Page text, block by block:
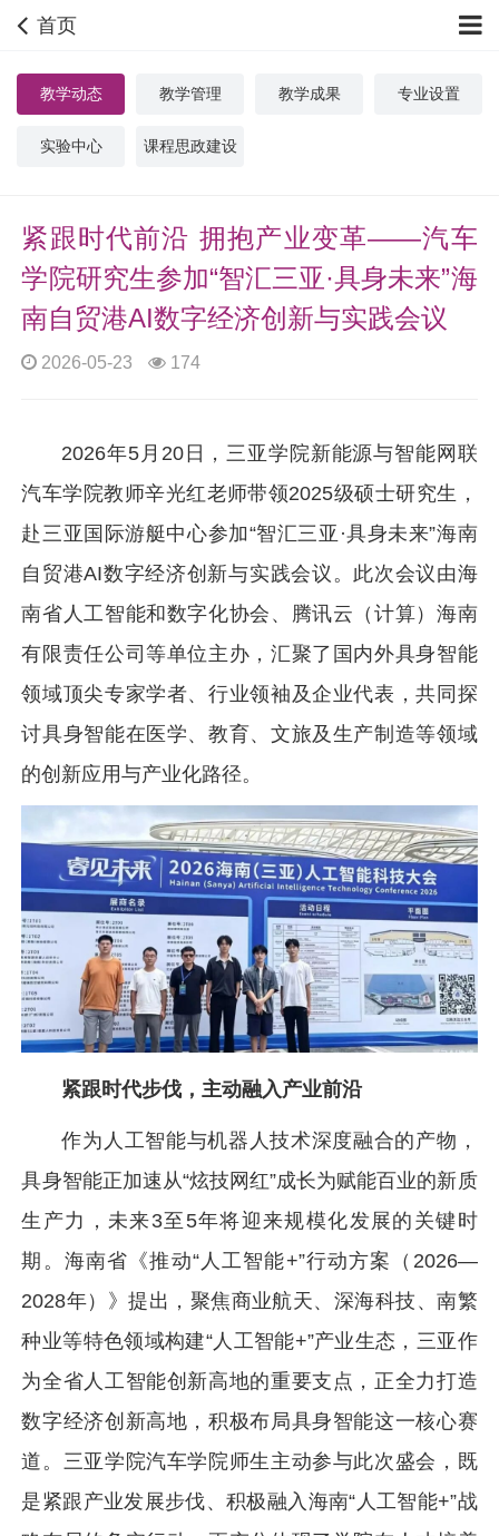
首页
教学动态 教学管理 教学成果 专业设置
实验中心 课程思政建设
紧跟时代前沿 拥抱产业变革——汽车
学院研究生参加“智汇三亚·具身未来”海
南自贸港AI数字经济创新与实践会议
2026-05-23 174
2026年5月20日，三亚学院新能源与智能网联
汽车学院教师辛光红老师带领2025级硕士研究生，
赴三亚国际游艇中心参加“智汇三亚·具身未来”海南
自贸港AI数字经济创新与实践会议。此次会议由海
南省人工智能和数字化协会、腾讯云（计算）海南
有限责任公司等单位主办，汇聚了国内外具身智能
领域顶尖专家学者、行业领袖及企业代表，共同探
讨具身智能在医学、教育、文旅及生产制造等领域
的创新应用与产业化路径。
紧跟时代步伐，主动融入产业前沿
作为人工智能与机器人技术深度融合的产物，
具身智能正加速从“炫技网红”成长为赋能百业的新质
生产力，未来3至5年将迎来规模化发展的关键时
期。海南省《推动“人工智能+”行动方案（2026—
2028年）》提出，聚焦商业航天、深海科技、南繁
种业等特色领域构建“人工智能+”产业生态，三亚作
为全省人工智能创新高地的重要支点，正全力打造
数字经济创新高地，积极布局具身智能这一核心赛
道。三亚学院汽车学院师生主动参与此次盛会，既
是紧跟产业发展步伐、积极融入海南“人工智能+”战